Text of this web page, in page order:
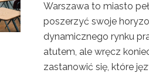
Warszawa to miasto
poszerzyć swoje
dynamicznego rynku
atutem, ale wręcz
zastanowić się, które